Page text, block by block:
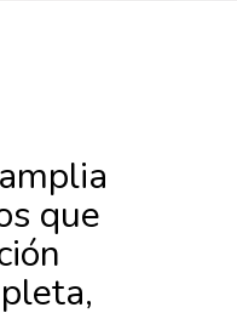
que